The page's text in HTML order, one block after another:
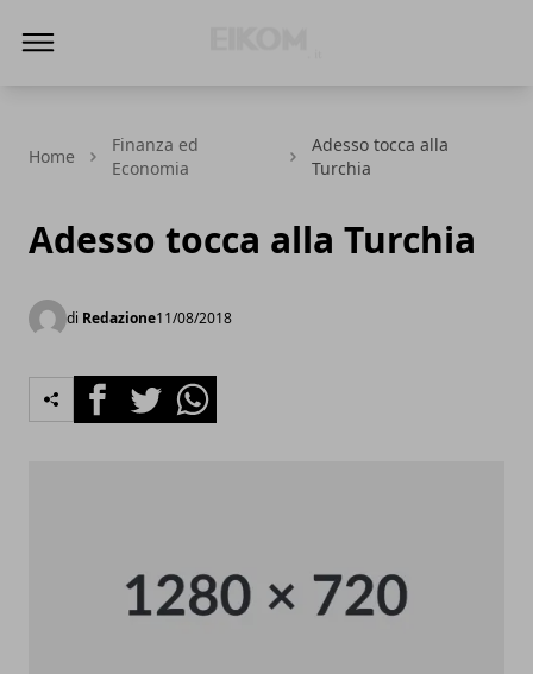
Home
Finanza ed
Economia
Adesso tocca alla
Turchia
Adesso tocca alla Turchia
di Redazione11/08/2018
FacebookTwitterWhatsapp